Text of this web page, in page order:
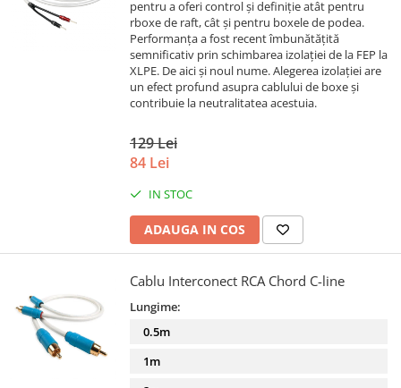
pentru a oferi control și definiție atât pentru
rboxe de raft, cât și pentru boxele de podea.
Performanța a fost recent îmbunătățită
semnificativ prin schimbarea izolației de la FEP la
XLPE. De aici și noul nume. Alegerea izolației are
un efect profund asupra cablului de boxe și
contribuie la neutralitatea acestuia.
129 Lei
84 Lei
IN STOC
ADAUGA IN COS
Cablu Interconect RCA Chord C-line
Lungime:
0.5m
1m